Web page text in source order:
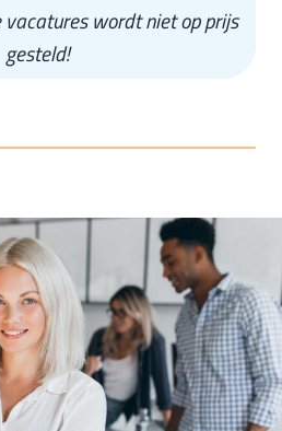
vacatures wordt niet op prijs
gesteld!